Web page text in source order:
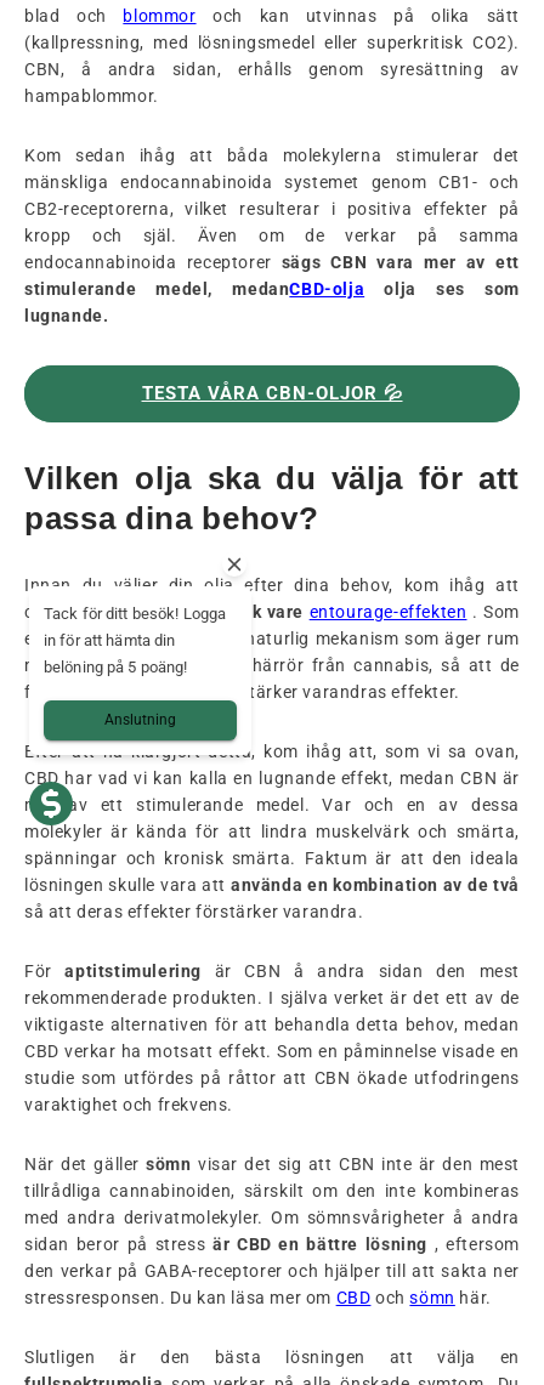
blad och
blommor och kan utvinnas på olika sätt
(kallpressning, med lösningsmedel eller superkritisk CO2).
CBN, å andra sidan, erhålls genom syresättning av
hampablommor.
Kom sedan ihåg att båda molekylerna stimulerar det
mänskliga endocannabinoida systemet genom CB1- och
CB2-receptorerna, vilket resulterar i positiva effekter på
kropp och själ. Även om de verkar på samma
endocannabinoida receptorer sägs CBN vara mer av ett
stimulerande medel, medanCBD-olja olja ses som
lugnande.
TESTA VÅRA CBN-OLJOR 💦
Vilken olja ska du välja för att
passa dina behov?
Innan du väljer din olja efter dina behov, kom ihåg att
cannabinoiderfungerar tack vare entourage-effekten . Som
en påminnelse är detta en naturlig mekanism som äger rum
mellan alla molekyler som härrör från cannabis, så att de
fungerar i symbios och förstärker varandras effekter.
Efter att ha klargjort detta, kom ihåg att, som vi sa ovan,
CBD har vad vi kan kalla en lugnande effekt, medan CBN är
mer av ett stimulerande medel. Var och en av dessa
molekyler är kända för att lindra muskelvärk och smärta,
spänningar och kronisk smärta. Faktum är att den ideala
lösningen skulle vara attanvända en kombination av de två
så att deras effekter förstärker varandra.
Föraptitstimulering är CBN å andra sidan den mest
rekommenderade produkten. I själva verket är det ett av de
viktigaste alternativen för att behandla detta behov, medan
CBD verkar ha motsatt effekt. Som en påminnelse visade en
studie som utfördes på råttor att CBN ökade utfodringens
varaktighet och frekvens.
När det gällersömn visar det sig att CBN inte är den mest
tillrådliga cannabinoiden, särskilt om den inte kombineras
med andra derivatmolekyler. Om sömnsvårigheter å andra
sidan beror på stress är CBD en bättre lösning , eftersom
den verkar på GABA-receptorer och hjälper till att sakta ner
stressresponsen. Du kan läsa mer om CBD ochsömn här.
Slutligen är den bästa lösningen att välja en
Tack för ditt besök! Logga
in för att hämta din
belöning på 5 poäng!
Anslutning